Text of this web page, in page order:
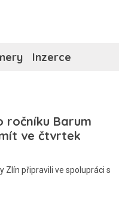
Inzerce
ročníku Barum
ve čtvrtek
Zlín připravili ve spolupráci s